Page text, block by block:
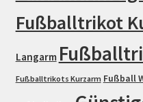
Fußballtrikot
Langarm
Fußballtrikots Kurzarm Fußball